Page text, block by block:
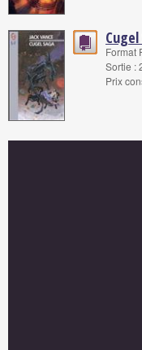
Format
Sortie :
Prix